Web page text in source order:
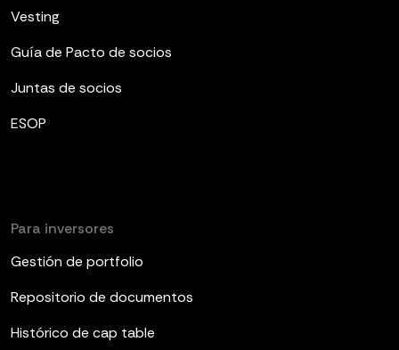
Vesting
Guía de Pacto de socios
Juntas de socios
ESOP
Para inversores
Gestión de portfolio
Repositorio de documentos
Histórico de cap table